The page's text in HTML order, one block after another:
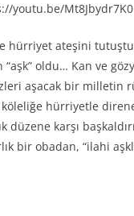
youtu.be/Mt8Jbydr7K0
hürriyet ateşini
“aşk” oldu… Kan ve
aşacak bir milletin
köleliğe hürriyetle
karşı
bir obadan, “ilahi